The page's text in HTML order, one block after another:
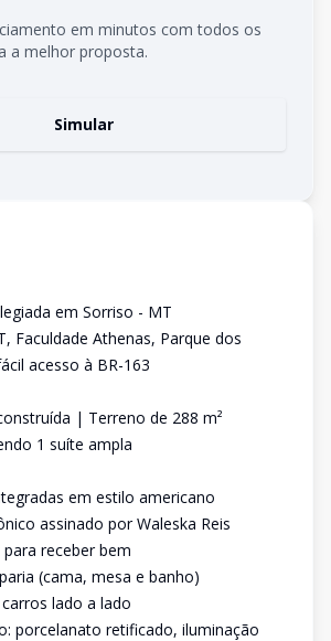
em minutos com todos os
a melhor proposta.
Simular
em Sorriso - MT
Faculdade Athenas, Parque dos
acesso à BR-163
| Terreno de 288 m²
1 suíte ampla
em estilo americano
assinado por Waleska Reis
receber bem
(cama, mesa e banho)
lado a lado
porcelanato retificado, iluminação